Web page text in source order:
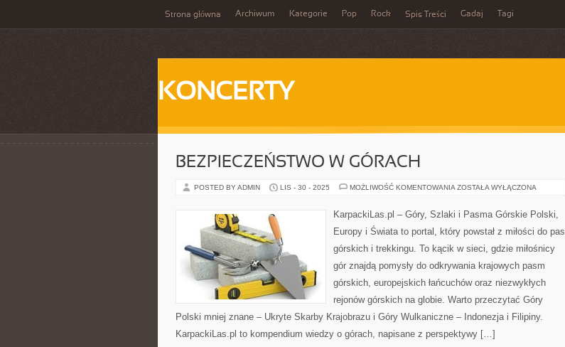
Strona główna Archiwum Kategorie Pop Rock Spis Treści Gadaj Tagi
KONCERTY
BEZPIECZEŃSTWO W GÓRACH
POSTED BY ADMIN LIS - 30 - 2025 MOŻLIWOŚĆ KOMENTOWANIA BEZPIECZEŃSTWO
ZOSTAŁA WYŁĄCZONA
KarpackiLas.pl – Góry, Szlaki i Pasma Górskie Polski,
Europy i Świata to portal, który powstał z miłości do pas
górskich i trekkingu. To kącik w sieci, gdzie miłośnicy
gór znajdą pomysły do odkrywania krajowych pasm
górskich, europejskich łańcuchów oraz niezwykłych
rejonów górskich na globie. Warto przeczytać Góry
Polski mniej znane – Ukryte Skarby Krajobrazu i Góry Wulkaniczne – Indonezja i Filipiny.
KarpackiLas.pl to kompendium wiedzy o górach, napisane z perspektywy […]